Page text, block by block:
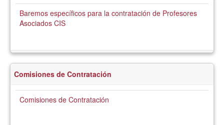
Baremos específicos para la contratación de Profesores
Asociados CIS
Comisiones de Contratación
Comisiones de Contratación